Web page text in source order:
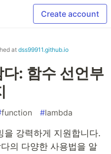
Create account
atdss99911.github.io
: 함수 선언부
function #lambda
강력하게 지원합니다.
의 다양한 사용법을 알